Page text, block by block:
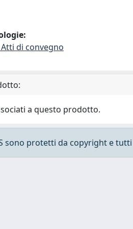
di convegno
a questo prodotto.
sono protetti da copyright e